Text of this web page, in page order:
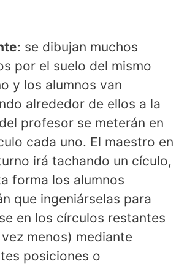
: se dibujan muchos
por el suelo del mismo
y los alumnos van
alrededor de ellos a la
profesor se meterán en
cada uno. El maestro en
irá tachando un cículo,
forma los alumnos
que ingeniárselas para
en los círculos restantes
menos) mediante
posiciones o